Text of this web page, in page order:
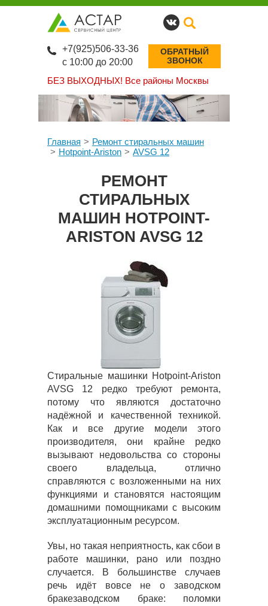
БЕЗ ВЫХОДНЫХ! Все районы Москвы
+7(925)506-33-36
с 10:00 до 20:00
ОБРАТНЫЙ
ЗВОНОК
Главная
Ремонт стиральных машин
Hotpoint-Ariston
AVSG 12
РЕМОНТ
СТИРАЛЬНЫХ
МАШИН HOTPOINT-
ARISTON AVSG 12
Стиральные машинки Hotpoint-Ariston
AVSG 12 редко требуют ремонта,
потому что являются достаточно
надёжной и качественной техникой.
Как и все другие модели этого
производителя, они крайне редко
вызывают недовольства со стороны
своего владельца, отлично
справляются с возложенными на них
функциями и становятся настоящим
домашними помощниками с высоким
эксплуатационным ресурсом.
Увы, но такая неприятность, как сбои в
работе машинки, рано или поздно
случается. В большинстве случаев
речь идёт вовсе не о заводском
бракезаводском браке: поломки